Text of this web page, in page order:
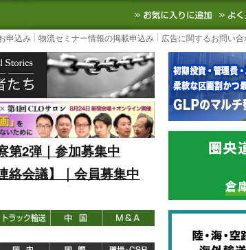
流ニュースサイト
3PL, SCMなど国内外の最新の物流ニュお
申込み 物流セミナー情報の掲載申込み 広告に関するお問い
第2弾｜参加募集中
絡会議】｜会員募集中